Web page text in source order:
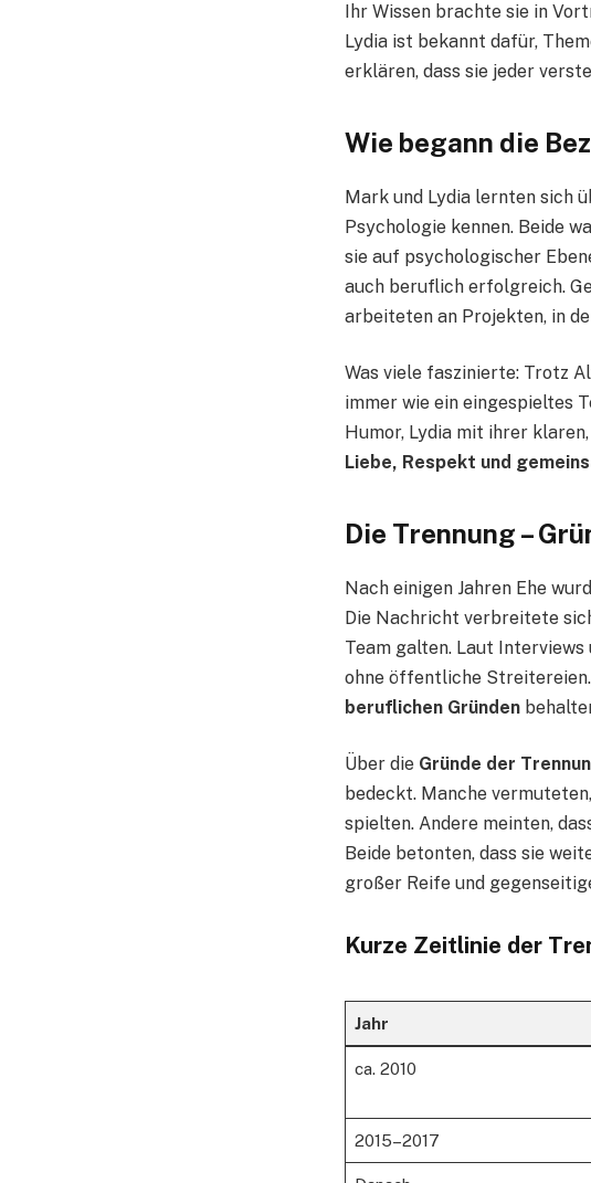
Ihr Wissen brachte sie in
Lydia ist bekannt dafür,
erklären, dass sie jeder
Wie begann die
Mark und Lydia lernten sich
Psychologie kennen. Beide
sie auf psychologischer
auch beruflich erfolgreich.
arbeiteten an Projekten, in
Was viele faszinierte: Trotz
immer wie ein eingespieltes
Humor, Lydia mit ihrer
Liebe, Respekt und
Die Trennung –
Nach einigen Jahren Ehe
Die Nachricht verbreitete
Team galten. Laut
ohne öffentliche
beruflichen Gründen
Über die Gründe der
bedeckt. Manche
spielten. Andere meinten,
Beide betonten, dass sie
großer Reife und
Kurze Zeitlinie der
Jahr
ca. 2010
2015–2017